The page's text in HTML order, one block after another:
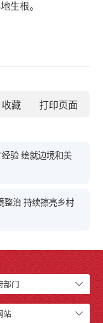
生根。
收藏
经验 绘就边境和美
整治 持续擦亮乡村
部门
站